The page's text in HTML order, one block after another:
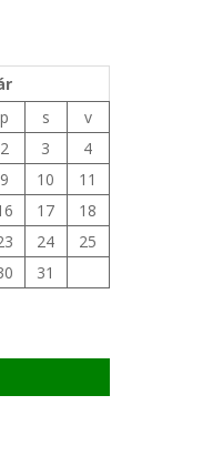
p s
v
2 3
4
9 10
11
17
18
24
25
31